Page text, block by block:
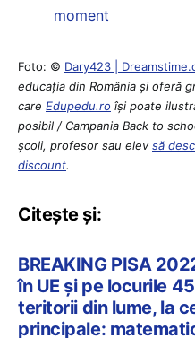
moment
Foto: © Dary423 |
educaţia din România şi oferă
care Edupedu.ro îşi poate
posibil / Campania Back to
școli, profesor sau elevsă
discount.
Citește și:
BREAKING PISA
în UE și pe locurile
teritorii din lume, la
principale: